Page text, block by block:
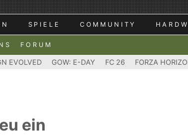
SPIELE COMMUNITY
FORUM
EVOLVED GOW: E-DAY FC 26 FORZA
ein